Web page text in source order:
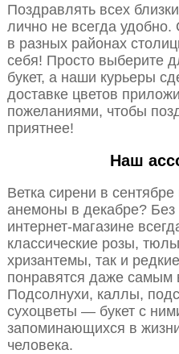
Поздравлять всех
лично не всегда
в разных районах
себя! Просто выберите
букет, а наши курьеры
доставке цветов
пожеланиями, чтобы
приятнее!
Наш
Ветка сирени в
анемоны в декабре?
интернет-магазине
классические розы,
хризантемы, так и
понравятся даже самым
Подсолнухи, каллы,
сухоцветы — букет с
запоминающихся в
человека.